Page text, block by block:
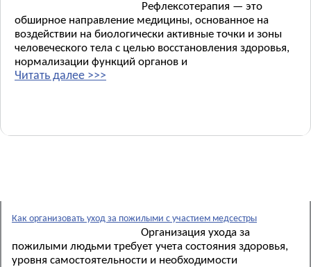
Рефлексотерапия — это
обширное направление медицины, основанное на
воздействии на биологически активные точки и зоны
человеческого тела с целью восстановления здоровья,
нормализации функций органов и
Читать далее >>>
Как организовать уход за пожилыми с участием медсестры
Организация ухода за
пожилыми людьми требует учета состояния здоровья,
уровня самостоятельности и необходимости